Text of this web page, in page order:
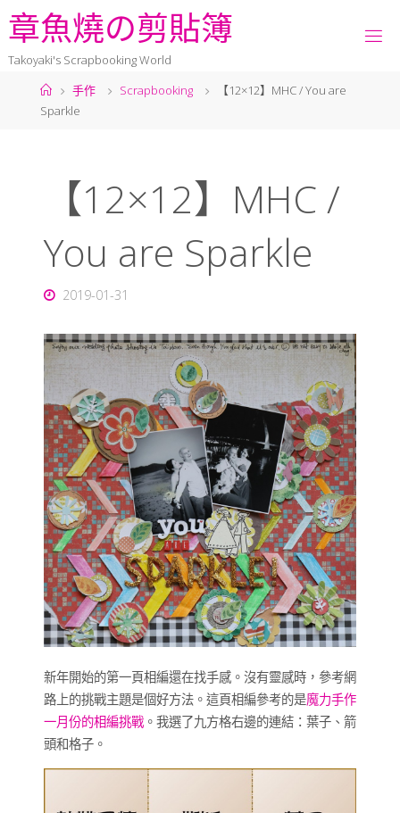
章魚燒の剪貼簿
Takoyaki's Scrapbooking World
手作
Scrapbooking
【12×12】MHC / You are
Sparkle
【12×12】MHC /
You are Sparkle
2019-01-31
新年開始的第一頁相編還在找手感。沒有靈感時，參考網
路上的挑戰主題是個好方法。這頁相編參考的是魔力手作
一月份的相編挑戰。我選了九方格右邊的連結：葉子、箭
頭和格子。